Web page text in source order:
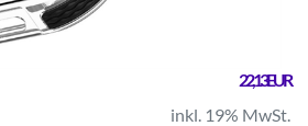
22,13 EUR
inkl. 19% MwSt.